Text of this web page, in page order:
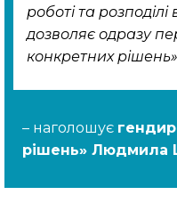
роботі та розподілі
дозволяє одразу
конкретних рішень»
– наголошує
рішень» Людмила